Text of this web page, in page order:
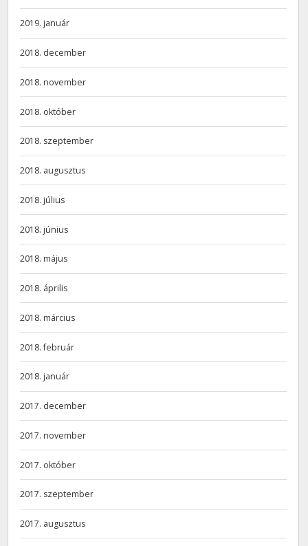
2019. január
2018. december
2018. november
2018. október
2018. szeptember
2018. augusztus
2018. július
2018. június
2018. május
2018. április
2018. március
2018. február
2018. január
2017. december
2017. november
2017. október
2017. szeptember
2017. augusztus